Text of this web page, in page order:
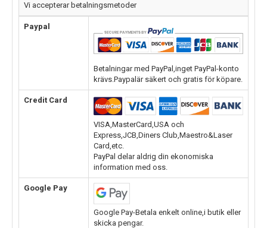
Vi accepterar betalningsmetoder
Paypal
Betalningar med PayPal,inget PayPal-konto
krävs.Paypalär säkert och gratis för köpare.
Credit Card
VISA,MasterCard,USA och
Express,JCB,Diners Club,Maestro&Laser
Card,etc.
PayPal delar aldrig din ekonomiska
information med oss.
Google Pay
Google Pay-Betala enkelt online,i butik eller
skicka pengar.